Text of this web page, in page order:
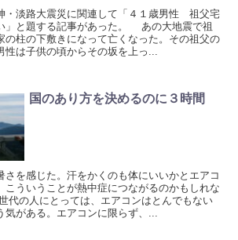
・淡路大震災に関連して「４１歳男性 祖父宅
と題する記事があった。 あの大地震で祖
の柱の下敷きになって亡くなった。その祖父の
は子供の頃からその坂を上っ...
国のあり方を決めるのに３時間
を感じた。汗をかくのも体にいいかとエアコ
こういうことが熱中症につながるのかもしれな
の人にとっては、エアコンはとんでもない
気がある。エアコンに限らず、...